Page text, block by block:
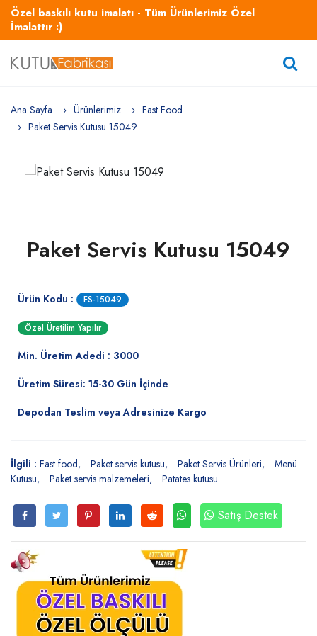
Özel baskılı kutu imalatı - Tüm Ürünlerimiz Özel
İmalattır :)
Ana Sayfa Ürünlerimiz
Fast Food
Paket Servis Kutusu 15049
Paket Servis Kutusu 15049
Ürün Kodu : FS-15049
Özel Üretilim Yapılır
Min. Üretim Adedi : 3000
Üretim Süresi: 15-30 Gün İçinde
Depodan Teslim veya Adresinize Kargo
İlgili : Fast food Paket servis kutusu Paket Servis Ürünleri
Menü
Kutusu
Paket servis malzemeleri Patates kutusu
Satış Destek